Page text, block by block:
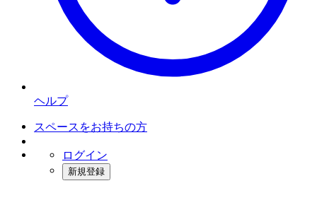
ヘルプ
スペースをお持ちの方
ログイン
新規登録